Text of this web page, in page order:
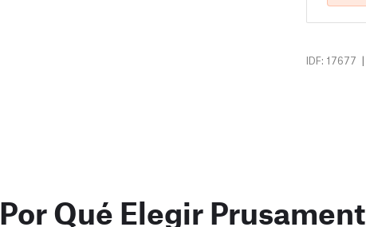
IDF: 17677 |
Por Qué Elegir Prusament